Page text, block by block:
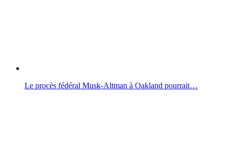
Le procès fédéral Musk-Altman à Oakland pourrait…